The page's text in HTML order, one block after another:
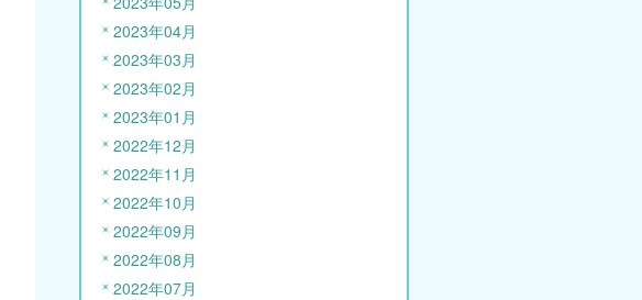
2023年04月
2023年03月
2023年02月
2023年01月
2022年12月
2022年11月
2022年10月
2022年09月
2022年08月
2022年07月